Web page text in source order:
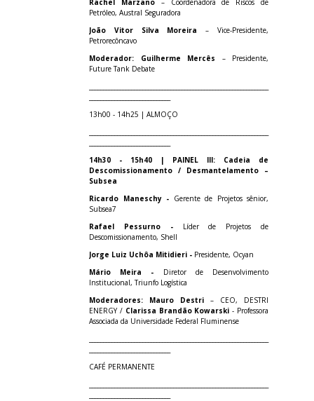
Rachel Marzano– Coordenadora de Riscos de
Petróleo, Austral Seguradora
João Vitor Silva Moreira
– Vice-Presidente,
Petrorecôncavo
Moderador: Guilherme Mercês – Presidente,
Future Tank Debate
13h00 - 14h25 | ALMOÇO
14h30 - 15h40 | PAINEL III: Cadeia de
Descomissionamento / Desmantelamento –
Subsea
Ricardo Maneschy - Gerente de Projetos sênior,
Subsea7
Rafael Pessurno -Líder de Projetos de
Descomissionamento, Shell
Jorge Luiz Uchôa Mitidieri - Presidente, Ocyan
Mário Meira - Diretor de Desenvolvimento
Institucional, Triunfo Logística
Moderadores: Mauro Destri – CEO, DESTRI
ENERGY /Clarissa Brandão Kowarski- Professora
Associada da Universidade Federal Fluminense
CAFÉ PERMANENTE